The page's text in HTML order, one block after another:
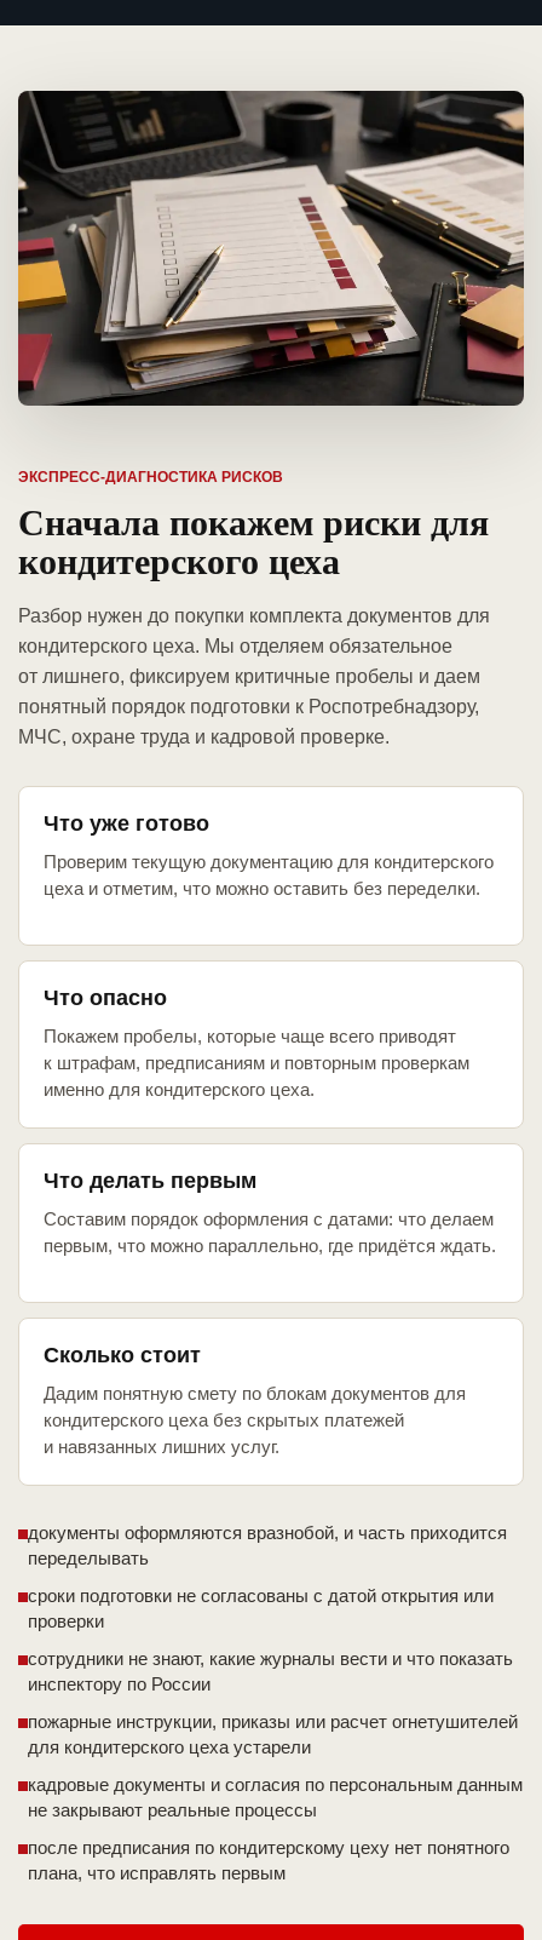
ЭКСПРЕСС-ДИАГНОСТИКА РИСКОВ
Сначала покажем риски для
кондитерского цеха
Разбор нужен до покупки комплекта документов для
кондитерского цеха. Мы отделяем обязательное
от лишнего, фиксируем критичные пробелы и даем
понятный порядок подготовки к Роспотребнадзору,
МЧС, охране труда и кадровой проверке.
Что уже готово
Проверим текущую документацию для кондитерского
цеха и отметим, что можно оставить без переделки.
Что опасно
Покажем пробелы, которые чаще всего приводят
к штрафам, предписаниям и повторным проверкам
именно для кондитерского цеха.
Что делать первым
Составим порядок оформления с датами: что делаем
первым, что можно параллельно, где придётся ждать.
Сколько стоит
Дадим понятную смету по блокам документов для
кондитерского цеха без скрытых платежей
и навязанных лишних услуг.
документы оформляются вразнобой, и часть приходится
переделывать
сроки подготовки не согласованы с датой открытия или
проверки
сотрудники не знают, какие журналы вести и что показать
инспектору по России
пожарные инструкции, приказы или расчет огнетушителей
для кондитерского цеха устарели
кадровые документы и согласия по персональным данным
не закрывают реальные процессы
после предписания по кондитерскому цеху нет понятного
плана, что исправлять первым